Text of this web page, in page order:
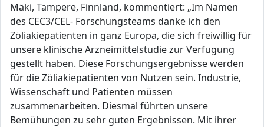
Mäki, Tampere, Finnland, kommentiert: „Im Namen
des CEC3/CEL- Forschungsteams danke ich den
Zöliakiepatienten in ganz Europa, die sich freiwillig für
unsere klinische Arzneimittelstudie zur Verfügung
gestellt haben. Diese Forschungsergebnisse werden
für die Zöliakiepatienten von Nutzen sein. Industrie,
Wissenschaft und Patienten müssen
zusammenarbeiten. Diesmal führten unsere
Bemühungen zu sehr guten Ergebnissen. Mit ihrer